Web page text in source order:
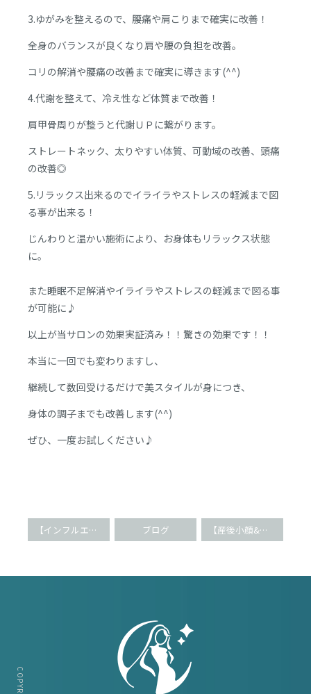
3.ゆがみを整えるので、腰痛や肩こりまで確実に改善！
全身のバランスが良くなり肩や腰の負担を改善。
コリの解消や腰痛の改善まで確実に導きます(^^)
4.代謝を整えて、冷え性など体質まで改善！
肩甲骨周りが整うと代謝ＵＰに繋がります。
ストレートネック、太りやすい体質、可動域の改善、頭痛
の改善◎
5.リラックス出来るのでイライラやストレスの軽減まで図
る事が出来る！
じんわりと温かい施術により、お身体もリラックス状態
に。
また睡眠不足解消やイライラやストレスの軽減まで図る事
が可能に♪
以上が当サロンの効果実証済み！！驚きの効果です！！
本当に一回でも変わりますし、
継続して数回受けるだけで美スタイルが身につき、
身体の調子までも改善します(^^)
ぜひ、一度お試しください♪
【インフルエンサー絶賛!!】５歳若見え小顔矯正(^O^) ブログ 【産後小顔&骨盤矯正】セレブコースのお客様(^O^)